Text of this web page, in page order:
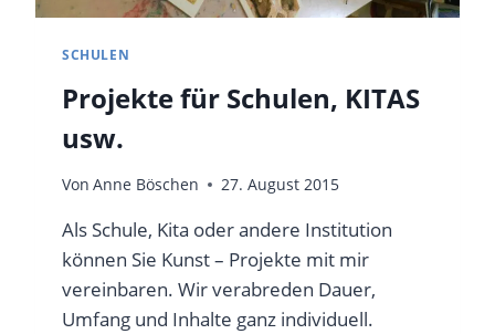
SCHULEN
Projekte für Schulen, KITAS
usw.
Von Anne Böschen 27. August 2015
Als Schule, Kita oder andere Institution
können Sie Kunst – Projekte mit mir
vereinbaren. Wir verabreden Dauer,
Umfang und Inhalte ganz individuell.